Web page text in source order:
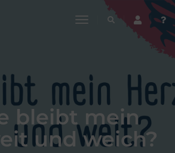
toggle
navigation
bleibt mein
und weich?